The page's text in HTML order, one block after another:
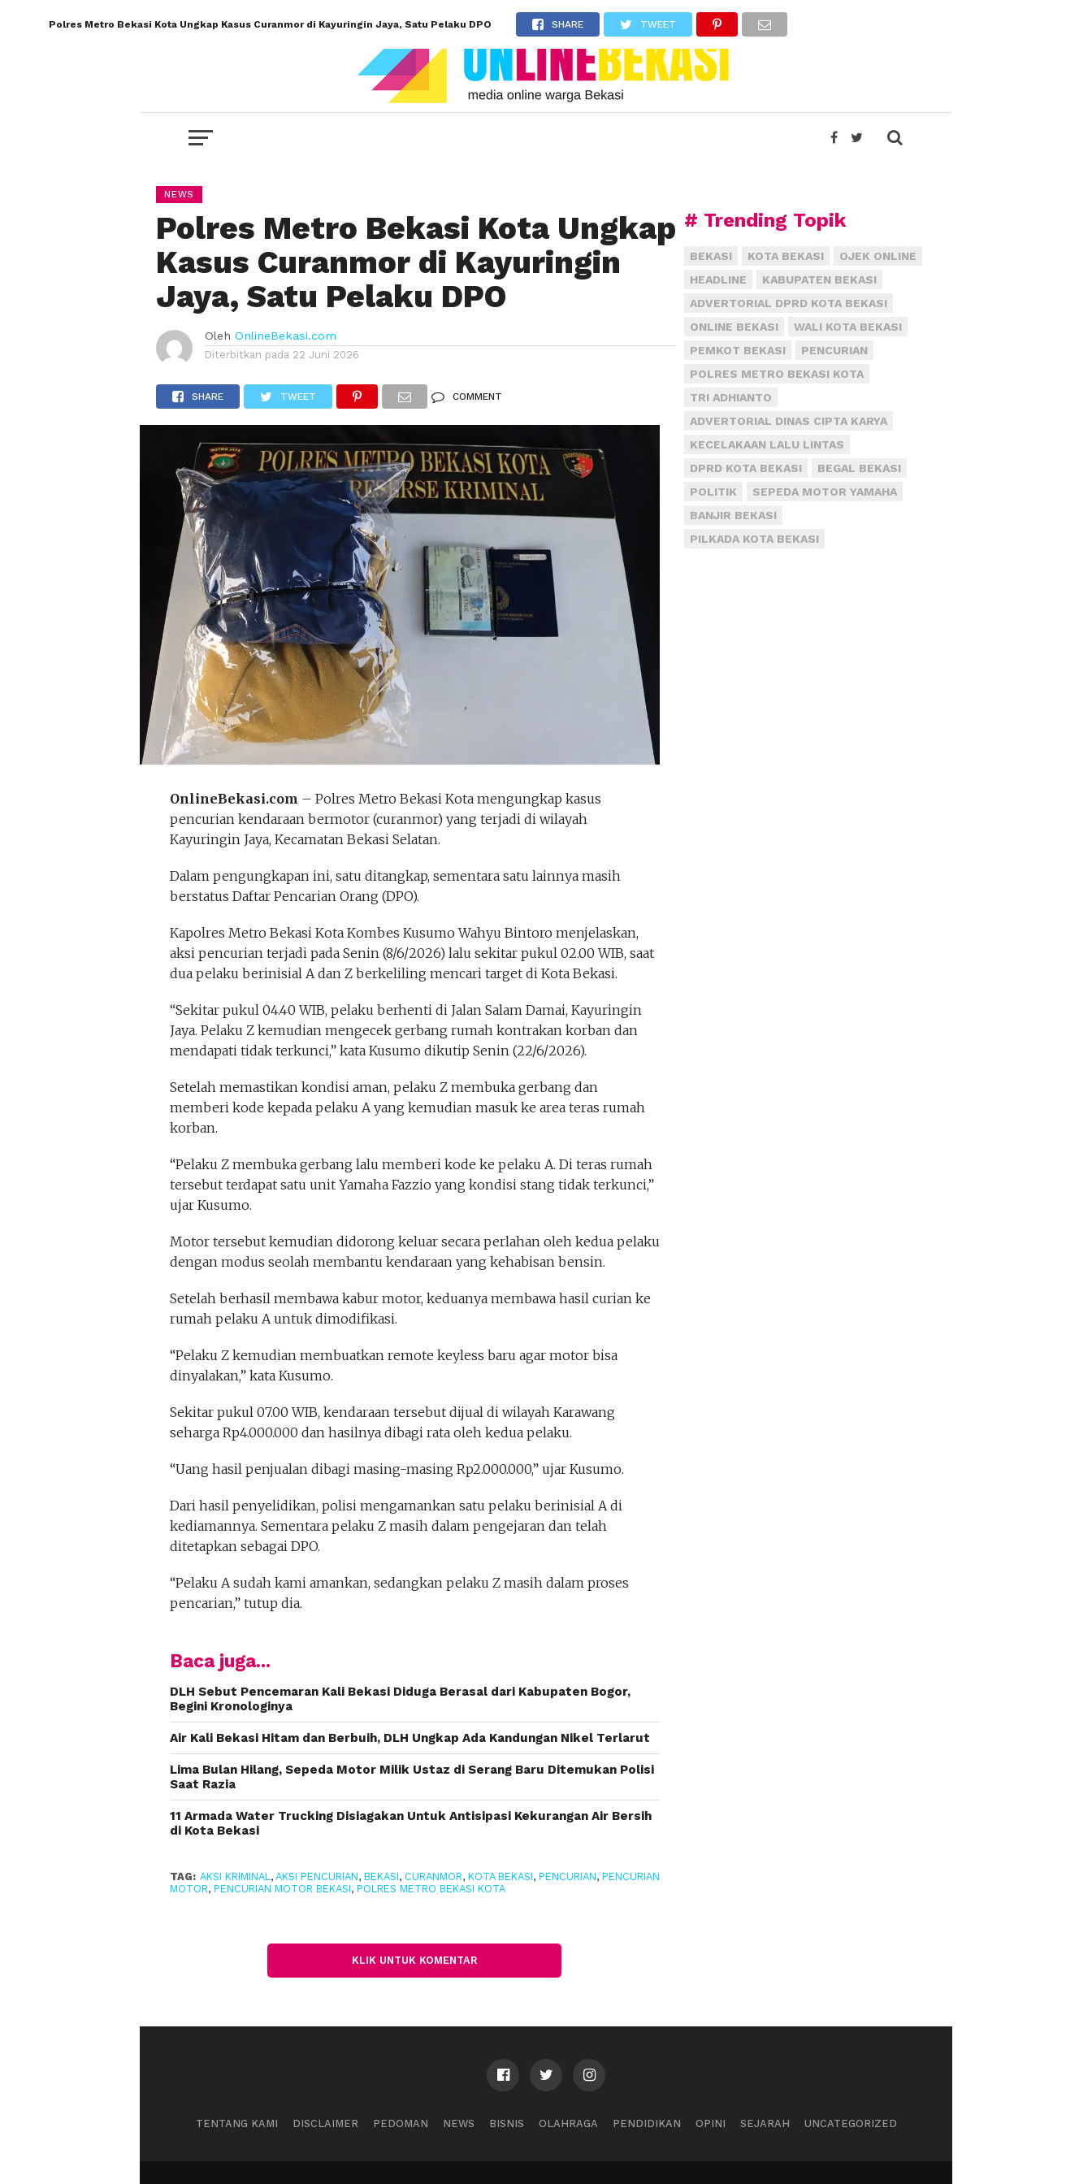
Polres Metro Bekasi Kota Ungkap Kasus Curanmor di Kayuringin Jaya, Satu Pelaku DPO SHARE TWEET
NEWS
Polres Metro Bekasi Kota Ungkap
Kasus Curanmor di Kayuringin
Jaya, Satu Pelaku DPO
Oleh OnlineBekasi.com
Diterbitkan pada 22 Juni 2026
SHARE TWEET COMMENT
OnlineBekasi.com – Polres Metro Bekasi Kota mengungkap kasus
pencurian kendaraan bermotor (curanmor) yang terjadi di wilayah
Kayuringin Jaya, Kecamatan Bekasi Selatan.
Dalam pengungkapan ini, satu ditangkap, sementara satu lainnya masih
berstatus Daftar Pencarian Orang (DPO).
Kapolres Metro Bekasi Kota Kombes Kusumo Wahyu Bintoro menjelaskan,
aksi pencurian terjadi pada Senin (8/6/2026) lalu sekitar pukul 02.00 WIB, saat
dua pelaku berinisial A dan Z berkeliling mencari target di Kota Bekasi.
“Sekitar pukul 04.40 WIB, pelaku berhenti di Jalan Salam Damai, Kayuringin
Jaya. Pelaku Z kemudian mengecek gerbang rumah kontrakan korban dan
mendapati tidak terkunci,” kata Kusumo dikutip Senin (22/6/2026).
Setelah memastikan kondisi aman, pelaku Z membuka gerbang dan
memberi kode kepada pelaku A yang kemudian masuk ke area teras rumah
korban.
“Pelaku Z membuka gerbang lalu memberi kode ke pelaku A. Di teras rumah
tersebut terdapat satu unit Yamaha Fazzio yang kondisi stang tidak terkunci,”
ujar Kusumo.
Motor tersebut kemudian didorong keluar secara perlahan oleh kedua pelaku
dengan modus seolah membantu kendaraan yang kehabisan bensin.
Setelah berhasil membawa kabur motor, keduanya membawa hasil curian ke
rumah pelaku A untuk dimodifikasi.
“Pelaku Z kemudian membuatkan remote keyless baru agar motor bisa
dinyalakan,” kata Kusumo.
Sekitar pukul 07.00 WIB, kendaraan tersebut dijual di wilayah Karawang
seharga Rp4.000.000 dan hasilnya dibagi rata oleh kedua pelaku.
“Uang hasil penjualan dibagi masing-masing Rp2.000.000,” ujar Kusumo.
Dari hasil penyelidikan, polisi mengamankan satu pelaku berinisial A di
kediamannya. Sementara pelaku Z masih dalam pengejaran dan telah
ditetapkan sebagai DPO.
“Pelaku A sudah kami amankan, sedangkan pelaku Z masih dalam proses
pencarian,” tutup dia.
Baca juga...
DLH Sebut Pencemaran Kali Bekasi Diduga Berasal dari Kabupaten Bogor,
Begini Kronologinya
Air Kali Bekasi Hitam dan Berbuih, DLH Ungkap Ada Kandungan Nikel Terlarut
Lima Bulan Hilang, Sepeda Motor Milik Ustaz di Serang Baru Ditemukan Polisi
Saat Razia
11 Armada Water Trucking Disiagakan Untuk Antisipasi Kekurangan Air Bersih
di Kota Bekasi
TAG: AKSI KRIMINAL, AKSI PENCURIAN, BEKASI, CURANMOR, KOTA BEKASI, PENCURIAN, PENCURIAN
MOTOR, PENCURIAN MOTOR BEKASI, POLRES METRO BEKASI KOTA
KLIK UNTUK KOMENTAR
# Trending Topik
BEKASI KOTA BEKASI
OJEK ONLINE
HEADLINE
KABUPATEN BEKASI
ADVERTORIAL DPRD KOTA BEKASI
ONLINE BEKASI
WALI KOTA BEKASI
PEMKOT BEKASI
PENCURIAN
POLRES METRO BEKASI KOTA
TRI ADHIANTO
ADVERTORIAL DINAS CIPTA KARYA
KECELAKAAN LALU LINTAS
DPRD KOTA BEKASI
BEGAL BEKASI
POLITIK
SEPEDA MOTOR YAMAHA
BANJIR BEKASI
PILKADA KOTA BEKASI
TENTANG KAMI DISCLAIMER PEDOMAN NEWS BISNIS OLAHRAGA PENDIDIKAN OPINI SEJARAH UNCATEGORIZED